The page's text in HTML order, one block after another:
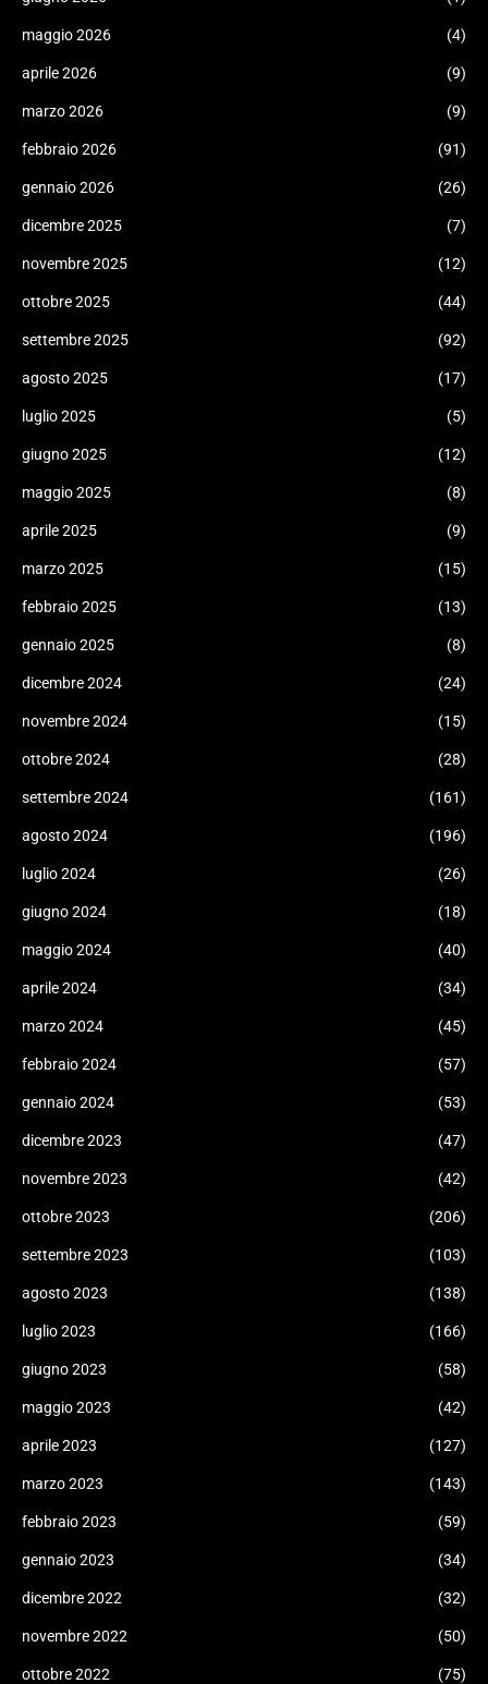
maggio 2026 (4)
aprile 2026 (9)
marzo 2026 (9)
febbraio 2026 (91)
gennaio 2026 (26)
dicembre 2025 (7)
novembre 2025 (12)
ottobre 2025 (44)
settembre 2025 (92)
agosto 2025 (17)
luglio 2025 (5)
giugno 2025 (12)
maggio 2025 (8)
aprile 2025 (9)
marzo 2025 (15)
febbraio 2025 (13)
gennaio 2025 (8)
dicembre 2024 (24)
novembre 2024 (15)
ottobre 2024 (28)
settembre 2024 (161)
agosto 2024 (196)
luglio 2024 (26)
giugno 2024 (18)
maggio 2024 (40)
aprile 2024 (34)
marzo 2024 (45)
febbraio 2024 (57)
gennaio 2024 (53)
dicembre 2023 (47)
novembre 2023 (42)
ottobre 2023 (206)
settembre 2023 (103)
agosto 2023 (138)
luglio 2023 (166)
giugno 2023 (58)
maggio 2023 (42)
aprile 2023 (127)
marzo 2023 (143)
febbraio 2023 (59)
gennaio 2023 (34)
dicembre 2022 (32)
novembre 2022 (50)
ottobre 2022 (75)